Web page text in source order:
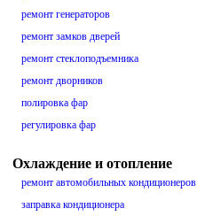
ремонт генераторов
ремонт замков дверей
ремонт стеклоподъемника
ремонт дворников
полировка фар
регулировка фар
Охлаждение и отопление
ремонт автомобильных кондиционеров
заправка кондиционера